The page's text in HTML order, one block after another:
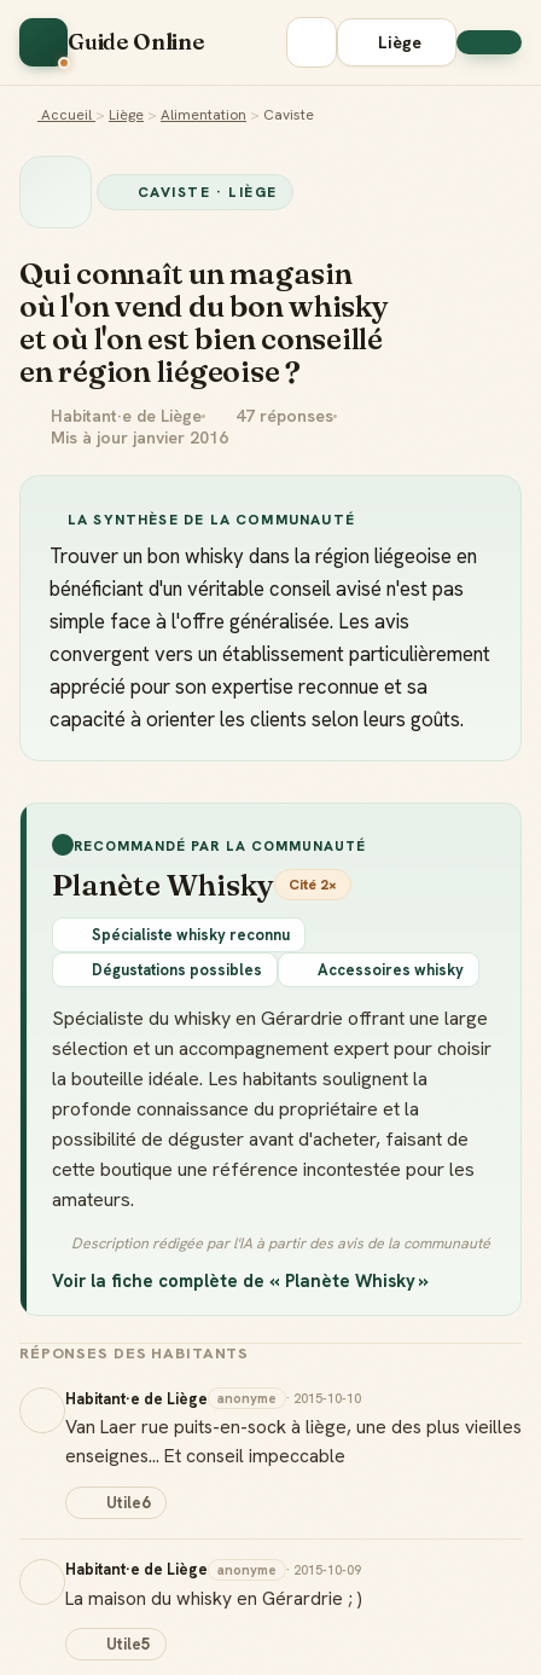
Guide Online Liège
Accueil > Liège > Alimentation > Caviste
CAVISTE · LIÈGE
Qui connaît un magasin
où l'on vend du bon whisky
et où l'on est bien conseillé
en région liégeoise ?
Habitant·e de Liège
47 réponses
Mis à jour janvier 2016
LA SYNTHÈSE DE LA COMMUNAUTÉ
Trouver un bon whisky dans la région liégeoise en
bénéficiant d'un véritable conseil avisé n'est pas
simple face à l'offre généralisée. Les avis
convergent vers un établissement particulièrement
apprécié pour son expertise reconnue et sa
capacité à orienter les clients selon leurs goûts.
RECOMMANDÉ PAR LA COMMUNAUTÉ
Planète Whisky Cité 2×
Spécialiste whisky reconnu
Dégustations possibles
Accessoires whisky
Spécialiste du whisky en Gérardrie offrant une large
sélection et un accompagnement expert pour choisir
la bouteille idéale. Les habitants soulignent la
profonde connaissance du propriétaire et la
possibilité de déguster avant d'acheter, faisant de
cette boutique une référence incontestée pour les
amateurs.
Description rédigée par l'IA à partir des avis de la communauté
Voir la fiche complète de « Planète Whisky »
RÉPONSES DES HABITANTS
Habitant·e de Liège anonyme · 2015-10-10
Van Laer rue puits-en-sock à liège, une des plus vieilles
enseignes... Et conseil impeccable
Utile6
Habitant·e de Liège anonyme · 2015-10-09
La maison du whisky en Gérardrie ; )
Utile5